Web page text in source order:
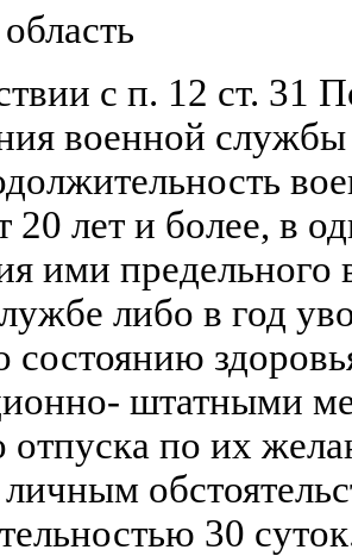
с п. 12 ст. 31
военной
20 лет и более, в
ими предельного
либо в год
штатными
отпуска по их
30